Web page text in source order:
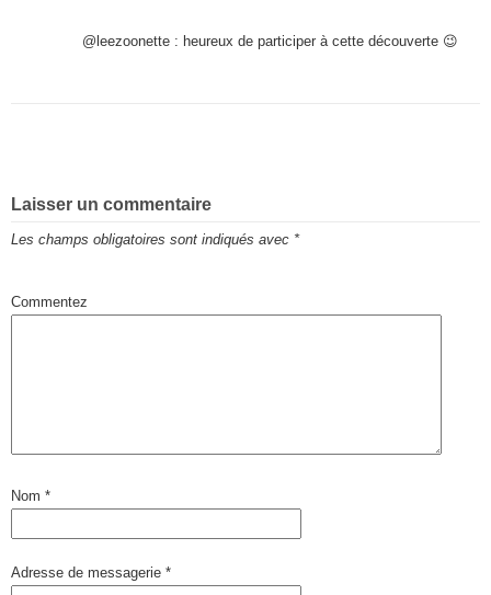
@leezoonette : heureux de participer à cette découverte 😉
Laisser un commentaire
Les champs obligatoires sont indiqués avec *
Commentez
Nom *
Adresse de messagerie *